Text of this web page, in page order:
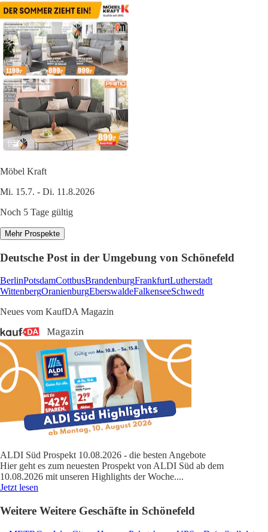
Möbel Kraft
Mi. 15.7. - Di. 11.8.2026
Noch 5 Tage gültig
Mehr Prospekte
Deutsche Post in der Umgebung von Schönefeld
BerlinPotsdamCottbusBrandenburgFrankfurtLutherstadt
WittenbergOranienburgEberswaldeFalkenseeSchwedt
Neues vom KaufDA Magazin
ALDI Süd Prospekt 10.08.2026 - die besten Angebote
Hier geht es zum neuesten Prospekt von ALDI Süd ab dem
10.08.2026 mit unseren Highlights der Woche....
Jetzt lesen
Weitere Weitere Geschäfte in Schönefeld